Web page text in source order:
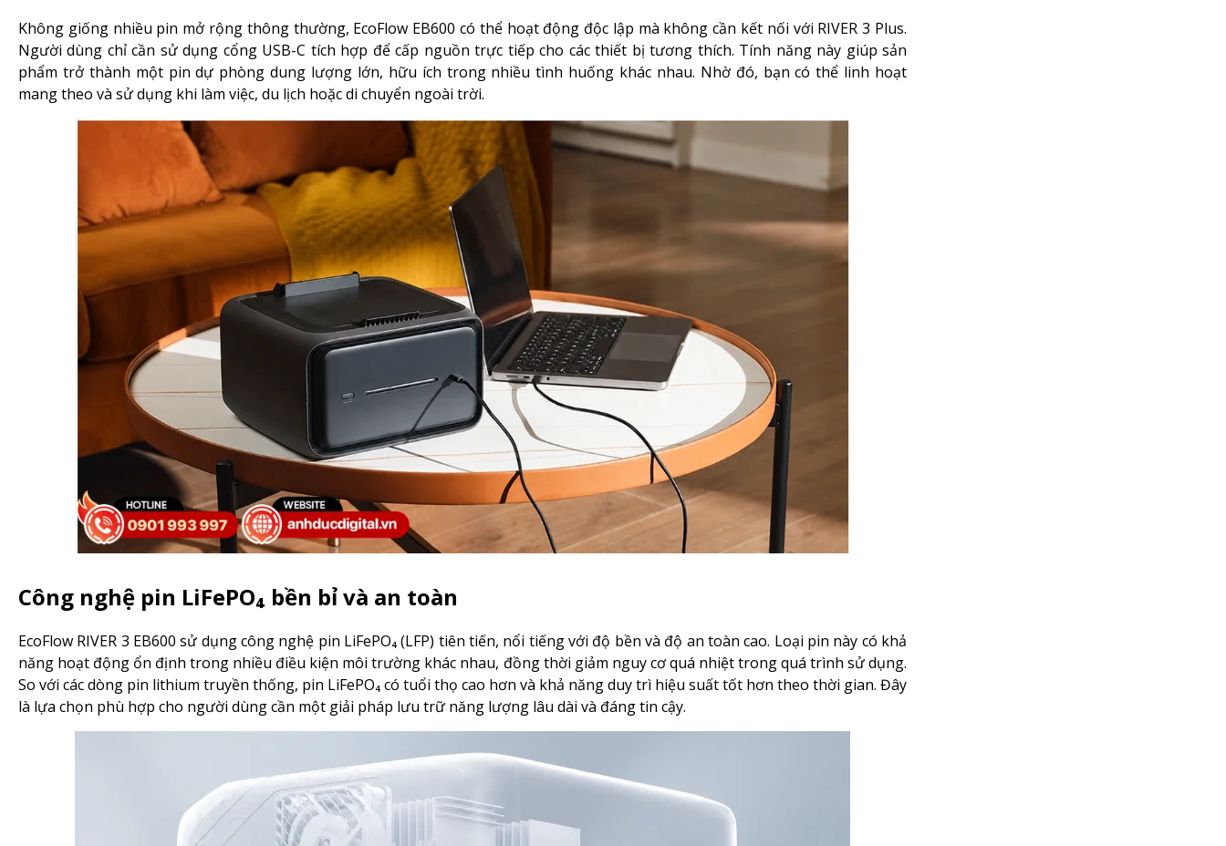
Không giống nhiều pin mở rộng thông thường, EcoFlow EB600 có thể hoạt động độc lập mà không cần kết nối với RIVER 3 Plus.
Người dùng chỉ cần sử dụng cổng USB-C tích hợp để cấp nguồn trực tiếp cho các thiết bị tương thích. Tính năng này giúp sản
phẩm trở thành một pin dự phòng dung lượng lớn, hữu ích trong nhiều tình huống khác nhau. Nhờ đó, bạn có thể linh hoạt
mang theo và sử dụng khi làm việc, du lịch hoặc di chuyển ngoài trời.
Công nghệ pin LiFePO₄ bền bỉ và an toàn
EcoFlow RIVER 3 EB600 sử dụng công nghệ pin LiFePO₄ (LFP) tiên tiến, nổi tiếng với độ bền và độ an toàn cao. Loại pin này có khả
năng hoạt động ổn định trong nhiều điều kiện môi trường khác nhau, đồng thời giảm nguy cơ quá nhiệt trong quá trình sử dụng.
So với các dòng pin lithium truyền thống, pin LiFePO₄ có tuổi thọ cao hơn và khả năng duy trì hiệu suất tốt hơn theo thời gian. Đây
là lựa chọn phù hợp cho người dùng cần một giải pháp lưu trữ năng lượng lâu dài và đáng tin cậy.